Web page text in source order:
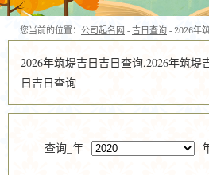
您当前的位置： 公司起名网 - 吉日查询 - 2026年
2026年筑堤吉日吉日查询,2026年筑堤
日吉日查询
查询_年